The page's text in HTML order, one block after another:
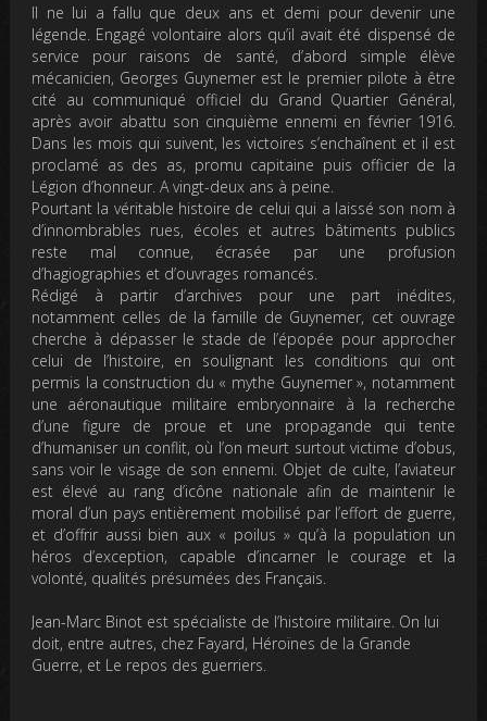
Il ne lui a fallu que deux ans et demi pour devenir une
légende. Engagé volontaire alors qu’il avait été dispensé de
service pour raisons de santé, d’abord simple élève
mécanicien, Georges Guynemer est le premier pilote à être
cité au communiqué officiel du Grand Quartier Général,
après avoir abattu son cinquième ennemi en février 1916.
Dans les mois qui suivent, les victoires s’enchaînent et il est
proclamé as des as, promu capitaine puis officier de la
Légion d’honneur. A vingt-deux ans à peine.
Pourtant la véritable histoire de celui qui a laissé son nom à
d’innombrables rues, écoles et autres bâtiments publics
reste mal connue, écrasée par une profusion
d’hagiographies et d’ouvrages romancés.
Rédigé à partir d’archives pour une part inédites,
notamment celles de la famille de Guynemer, cet ouvrage
cherche à dépasser le stade de l’épopée pour approcher
celui de l’histoire, en soulignant les conditions qui ont
permis la construction du « mythe Guynemer », notamment
une aéronautique militaire embryonnaire à la recherche
d’une figure de proue et une propagande qui tente
d’humaniser un conflit, où l’on meurt surtout victime d’obus,
sans voir le visage de son ennemi. Objet de culte, l’aviateur
est élevé au rang d’icône nationale afin de maintenir le
moral d’un pays entièrement mobilisé par l’effort de guerre,
et d’offrir aussi bien aux « poilus » qu’à la population un
héros d’exception, capable d’incarner le courage et la
volonté, qualités présumées des Français.
Jean-Marc Binot est spécialiste de l’histoire militaire. On lui
doit, entre autres, chez Fayard, Héroïnes de la Grande
Guerre, et Le repos des guerriers.